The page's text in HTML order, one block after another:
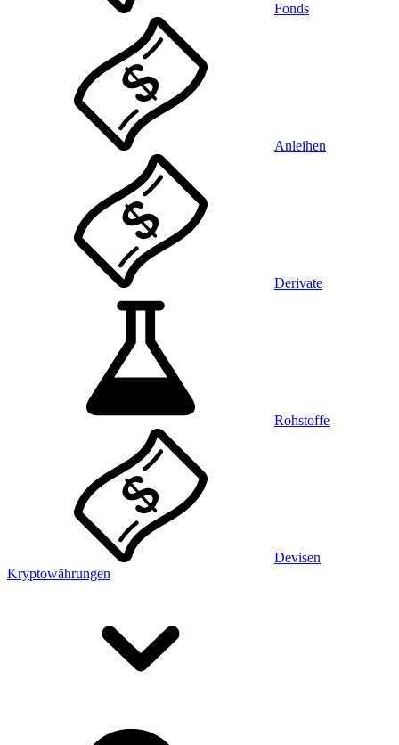
Fonds
Anleihen
Derivate
Rohstoffe
Devisen
Kryptowährungen